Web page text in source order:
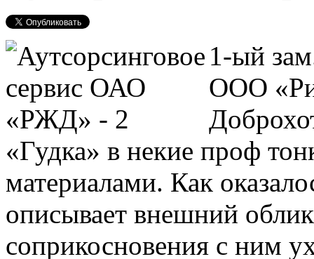
1-ый
ООО
«Гудка» в некие проф
материалами. Как
описывает внешний
соприкосновения с ним